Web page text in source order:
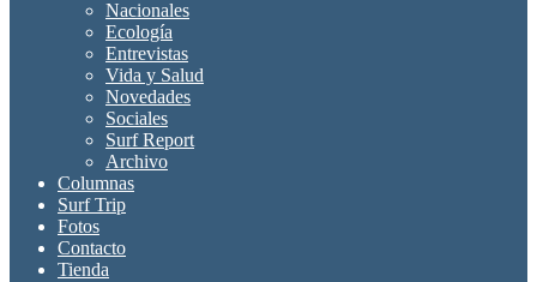
Nacionales
Ecología
Entrevistas
Vida y Salud
Novedades
Sociales
Surf Report
Archivo
Columnas
Surf Trip
Fotos
Contacto
Tienda